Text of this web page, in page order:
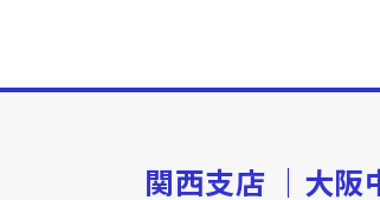
関西支店 ｜大阪